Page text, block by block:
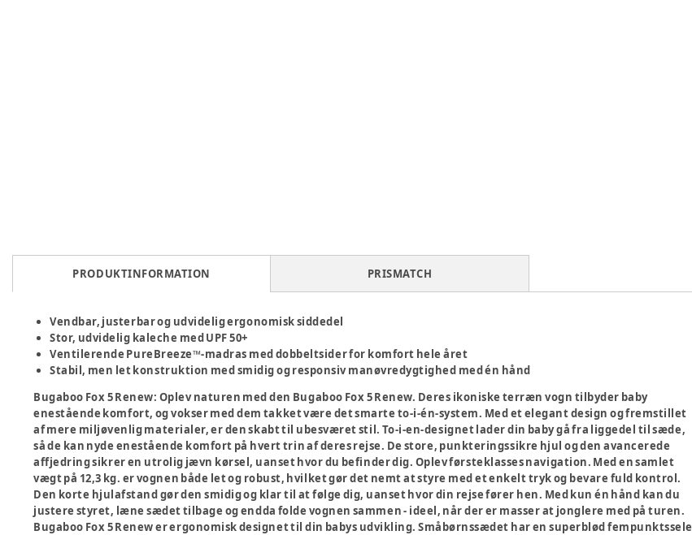
PRODUKTINFORMATION PRISMATCH
Vendbar, justerbar og udvidelig ergonomisk siddedel
Stor, udvidelig kaleche med UPF 50+
Ventilerende PureBreeze™-madras med dobbeltsider for komfort hele året
Stabil, men let konstruktion med smidig og responsiv manøvredygtighed med én hånd
Bugaboo Fox 5 Renew: Oplev naturen med den Bugaboo Fox 5 Renew. Deres ikoniske terræn vogn tilbyder baby
enestående komfort, og vokser med dem takket være det smarte to-i-én-system. Med et elegant design og fremstillet
af mere miljøvenlig materialer, er den skabt til ubesværet stil. To-i-en-designet lader din baby gå fra liggedel til sæde,
så de kan nyde enestående komfort på hvert trin af deres rejse. De store, punkteringssikre hjul og den avancerede
affjedring sikrer en utrolig jævn kørsel, uanset hvor du befinder dig. Oplev førsteklasses navigation. Med en samlet
vægt på 12,3 kg. er vognen både let og robust, hvilket gør det nemt at styre med et enkelt tryk og bevare fuld kontrol.
Den korte hjulafstand gør den smidig og klar til at følge dig, uanset hvor din rejse fører hen. Med kun én hånd kan du
justere styret, læne sædet tilbage og endda folde vognen sammen - ideel, når der er masser at jonglere med på turen.
Bugaboo Fox 5 Renew er ergonomisk designet til din babys udvikling. Småbørnssædet har en superblød fempunktssele